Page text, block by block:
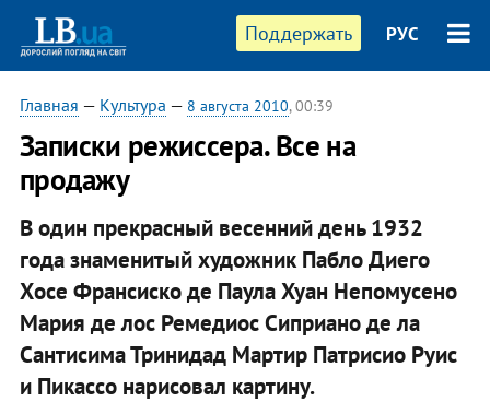
Поддержать РУС
Главная — Культура — 8 августа 2010, 00:39
Записки режиссера. Все на
продажу
В один прекрасный весенний день 1932
года знаменитый художник Пабло Диего
Хосе Франсиско де Паула Хуан Непомусено
Мария де лос Ремедиос Сиприано де ла
Сантисима Тринидад Мартир Патрисио Руис
и Пикассо нарисовал картину.